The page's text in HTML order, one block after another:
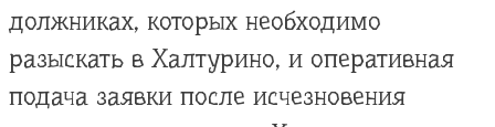
должниках, которых необходимо
разыскать в Халтурино, и оперативная
подача заявки после исчезновения